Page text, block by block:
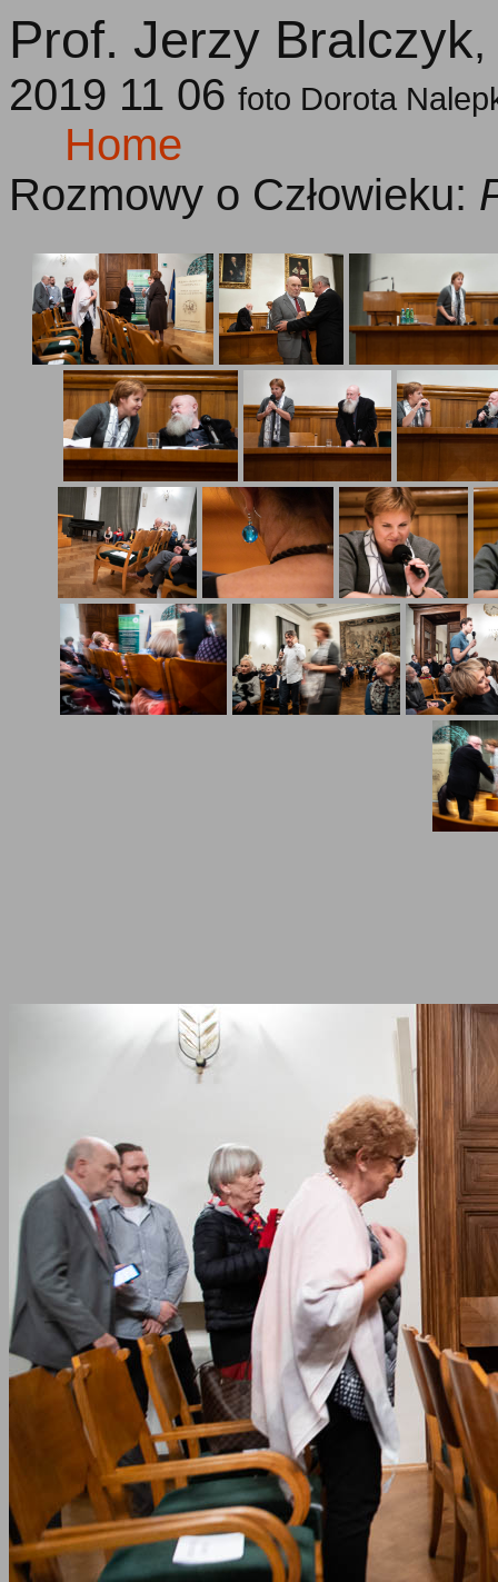
Prof. Jerzy Bralczyk
2019 11 06 foto Dorota
Home
Rozmowy o Człowieku: